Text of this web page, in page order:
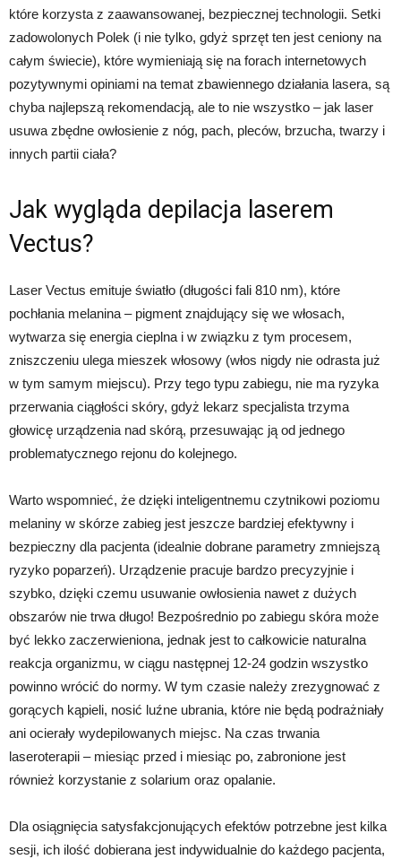
które korzysta z zaawansowanej, bezpiecznej technologii. Setki
zadowolonych Polek (i nie tylko, gdyż sprzęt ten jest ceniony na
całym świecie), które wymieniają się na forach internetowych
pozytywnymi opiniami na temat zbawiennego działania lasera, są
chyba najlepszą rekomendacją, ale to nie wszystko – jak laser
usuwa zbędne owłosienie z nóg, pach, pleców, brzucha, twarzy i
innych partii ciała?
Jak wygląda depilacja laserem
Vectus?
Laser Vectus emituje światło (długości fali 810 nm), które
pochłania melanina – pigment znajdujący się we włosach,
wytwarza się energia cieplna i w związku z tym procesem,
zniszczeniu ulega mieszek włosowy (włos nigdy nie odrasta już
w tym samym miejscu). Przy tego typu zabiegu, nie ma ryzyka
przerwania ciągłości skóry, gdyż lekarz specjalista trzyma
głowicę urządzenia nad skórą, przesuwając ją od jednego
problematycznego rejonu do kolejnego.
Warto wspomnieć, że dzięki inteligentnemu czytnikowi poziomu
melaniny w skórze zabieg jest jeszcze bardziej efektywny i
bezpieczny dla pacjenta (idealnie dobrane parametry zmniejszą
ryzyko poparzeń). Urządzenie pracuje bardzo precyzyjnie i
szybko, dzięki czemu usuwanie owłosienia nawet z dużych
obszarów nie trwa długo! Bezpośrednio po zabiegu skóra może
być lekko zaczerwieniona, jednak jest to całkowicie naturalna
reakcja organizmu, w ciągu następnej 12-24 godzin wszystko
powinno wrócić do normy. W tym czasie należy zrezygnować z
gorących kąpieli, nosić luźne ubrania, które nie będą podrażniały
ani ocierały wydepilowanych miejsc. Na czas trwania
laseroterapii – miesiąc przed i miesiąc po, zabronione jest
również korzystanie z solarium oraz opalanie.
Dla osiągnięcia satysfakcjonujących efektów potrzebne jest kilka
sesji, ich ilość dobierana jest indywidualnie do każdego pacjenta,